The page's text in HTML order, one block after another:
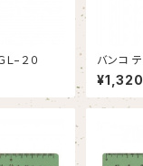
コ テンプレート ＧＬ−２０
¥1,320